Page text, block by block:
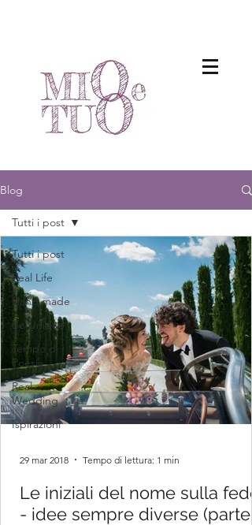
Blog
Tutti i post
Real Life
Hand made
Be Unique
Tempo di
Poesia
Real
Wedding
Ispirazioni
Tutti i post
Le iniziali del nome sulla fede
- idee sempre diverse (parte
29 mar 2018 Tempo di lettura: 1 min